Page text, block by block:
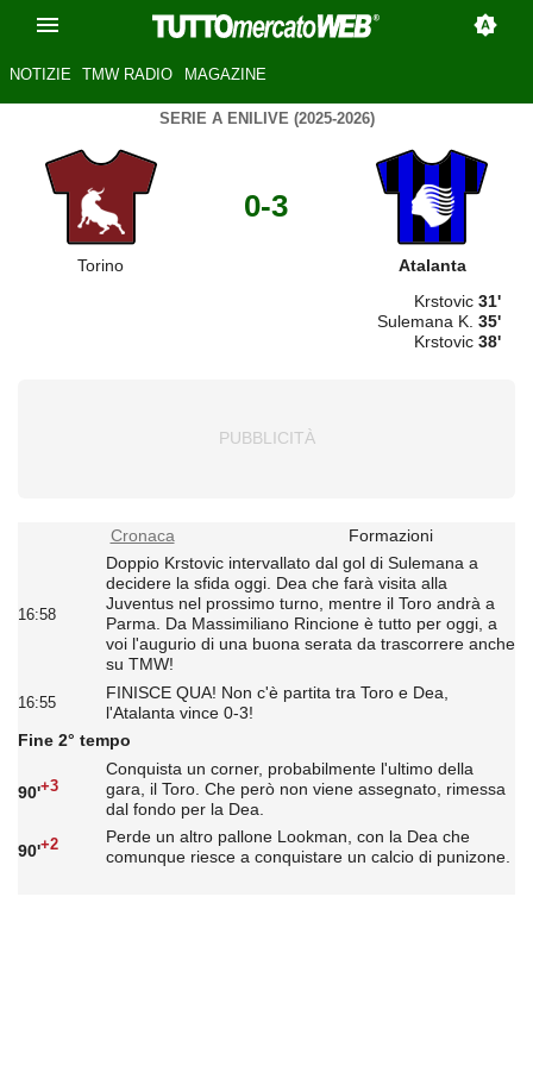
NOTIZIE TMW RADIO MAGAZINE
SERIE A ENILIVE (2025-2026)
Torino
0-3
Atalanta
Krstovic 31'
Sulemana K. 35'
Krstovic 38'
Cronaca Formazioni
16:58
Doppio Krstovic intervallato dal gol di Sulemana a
decidere la sfida oggi. Dea che farà visita alla
Juventus nel prossimo turno, mentre il Toro andrà a
Parma. Da Massimiliano Rincione è tutto per oggi, a
voi l'augurio di una buona serata da trascorrere anche
su TMW!
16:55
FINISCE QUA! Non c'è partita tra Toro e Dea,
l'Atalanta vince 0-3!
Fine 2° tempo
90'+3
Conquista un corner, probabilmente l'ultimo della
gara, il Toro. Che però non viene assegnato, rimessa
dal fondo per la Dea.
90'+2
Perde un altro pallone Lookman, con la Dea che
comunque riesce a conquistare un calcio di punizone.